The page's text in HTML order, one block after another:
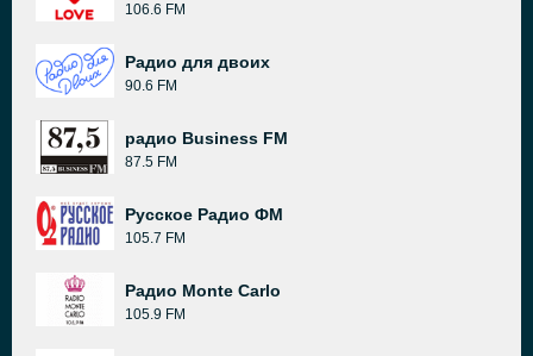
106.6 FM
Радио для двоих
90.6 FM
радио Business FM
87.5 FM
Русское Радио ФМ
105.7 FM
Радио Monte Carlo
105.9 FM